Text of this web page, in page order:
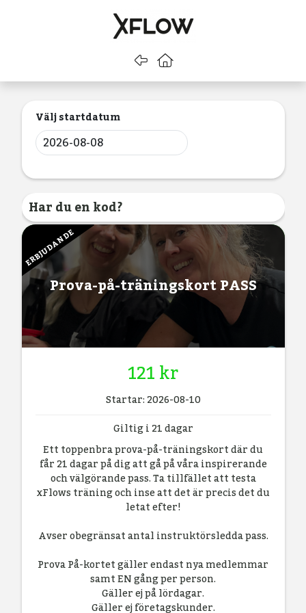
Gå tillbaka
Gå till startsidan
Välj startdatum
Har du en kod?
Prova-på-träningskort PASS
ERBJUDANDE
121 kr
Startar: 2026-08-10
Giltig i 21 dagar
Ett toppenbra prova-på-träningskort där du
får 21 dagar på dig att gå på våra inspirerande
och välgörande pass. Ta tillfället att testa
xFlows träning och inse att det är precis det du
letat efter!
Avser obegränsat antal instruktörsledda pass.
Prova På-kortet gäller endast nya medlemmar
samt EN gång per person.
Gäller ej på lördagar.
Gäller ej företagskunder.